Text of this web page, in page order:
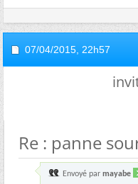
07/04/2015, 22h57
Re : panne
Envoyé par mayabe